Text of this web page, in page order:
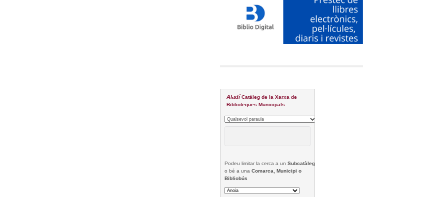
Aladí Catàleg de la Xarxa de
Biblioteques Municipals
Podeu limitar la cerca a un Subcatàleg
o bé a una Comarca, Municipi o
Bibliobús